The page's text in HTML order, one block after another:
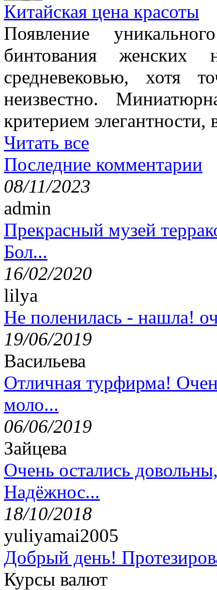
Китайская цена красоты
Появление
бинтования женских
средневековью, хотя
неизвестно.
критерием элегантности,
Читать все
Последние комментарии
08/11/2023
admin
Прекрасный музей
Бол...
16/02/2020
lilya
Не поленилась - нашла!
19/06/2019
Васильева
Отличная турфирма!
моло...
06/06/2019
Зайцева
Очень остались
Надёжнос...
18/10/2018
yuliyamai2005
Добрый день!
Курсы валют